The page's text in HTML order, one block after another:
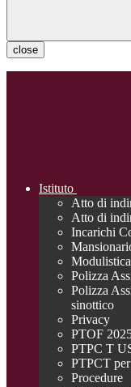
close
Istituto
Atto di
Atto di
Incarichi
Modulistica
Polizza
Polizza
sinottico
Privacy
PTOF
PTPC T
PTPCT
Procedure